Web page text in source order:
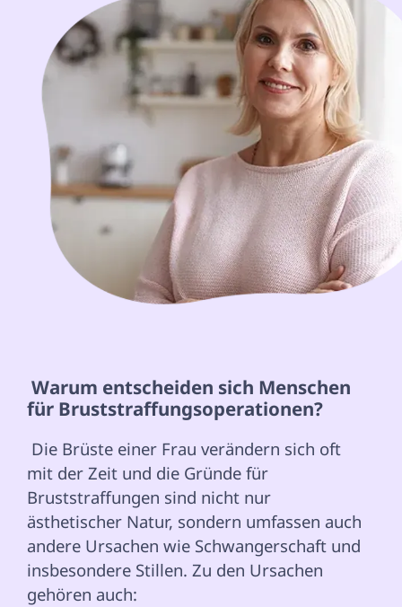
für Bruststraffungsoperationen?
mit der Zeit und die Gründe für
Bruststraffungen sind nicht nur
ästhetischer Natur, sondern umfassen auch
andere Ursachen wie Schwangerschaft und
insbesondere Stillen. Zu den Ursachen
gehören auch: